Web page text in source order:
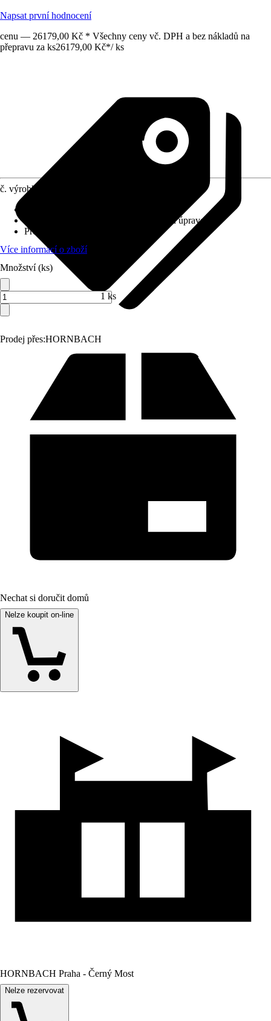
Napsat první hodnocení
cenu — 26179,00 Kč * Všechny ceny vč. DPH a bez nákladů na
přepravu za ks26179,00 Kč*/ ks
Prodej přes:HORNBACH
č. výrobku
S práškovou úpravou
Profil
Více informací o zboží
Množství (ks)
1 ks
Nechat si doručit domů
Nelze koupit on-line
HORNBACH Praha - Černý Most
Nelze rezervovat